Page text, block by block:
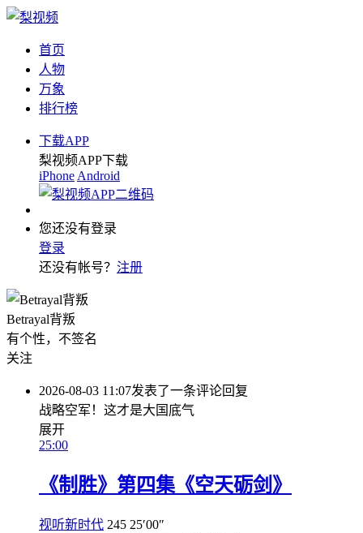
首页
人物
万象
排行榜
下载APP
梨视频APP下载
iPhone Android
您还没有登录
登录
还没有帐号？ 注册
Betrayal背叛
有个性，不签名
关注
2026-08-03 11:07发表了一条评论回复
战略空军！这才是大国底气
展开
25:00
《制胜》第四集《空天砺剑》
视听新时代 245 25′00″